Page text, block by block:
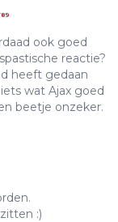
ook goed
reactie?
heeft gedaan
wat Ajax goed
beetje onzeker.
:)